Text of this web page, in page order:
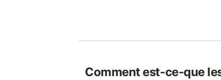
Comment est-ce-que